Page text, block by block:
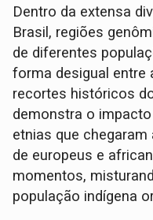
Dentro da extensa
Brasil, regiões
de diferentes
forma desigual entre
recortes históricos
demonstra o
etnias que
de europeus e
momentos,
população indígena